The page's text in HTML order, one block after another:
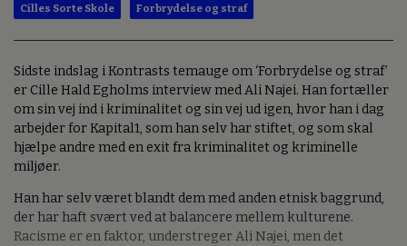
Cilles Sorte Skole Forbrydelse og straf
Sidste indslag i Kontrasts temauge om ‘Forbrydelse og straf’
er Cille Hald Egholms interview med Ali Najei. Han fortæller
om sin vej ind i kriminalitet og sin vej ud igen, hvor han i dag
arbejder for Kapital1, som han selv har stiftet, og som skal
hjælpe andre med en exit fra kriminalitet og kriminelle
miljøer.
Han har selv været blandt dem med anden etnisk baggrund,
der har haft svært ved at balancere mellem kulturene.
Racisme er en faktor, understreger Ali Najei, men det